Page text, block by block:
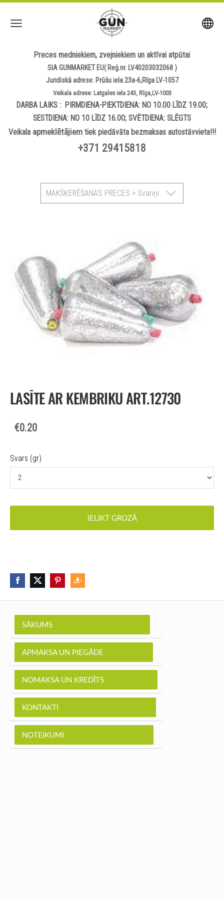
Preces medniekiem, zvejniekiem un aktīvai atpūtai
SIA GUNMARKET EU( Reģ.nr. LV40203032068 )
Juridiskā adrese: Prūšu iela 23a-6,Rīga LV-1057
Veikala adrese: Latgales iela 243, Rīga,LV-1003
DARBA LAIKS : PIRMDIENA-PIEKTDIENA: NO 10.00 LĪDZ 19.00;
SESTDIENA: NO 10 LĪDZ 16.00; SVĒTDIENA: SLĒGTS
Veikala apmeklētājiemtiek piedāvāta bezmaksas autostāvvieta!!!
+371 29415818
MAKŠĶERĒŠANAS PRECES > Svariņi
SĀKUMS
APMAKSA UN PIEGĀDE
NOMAKSA UN KREDĪTS
KONTAKTI
NOTEIKUMI
LASĪTE AR KEMBRIKU ART.12730
€0.20
Svars (gr)
IELIKT GROZĀ